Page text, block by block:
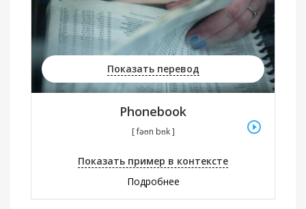
Показать перевод
Phonebook
[ fəʊn bʊk ]
Показать пример в контексте
Подробнее